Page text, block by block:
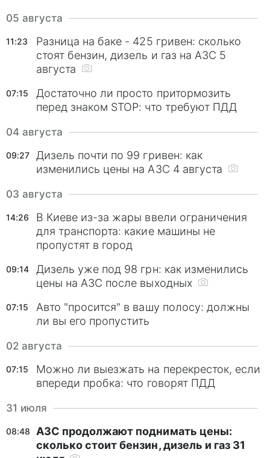
05 августа
11:23
Разница на баке - 425 гривен: сколько
стоят бензин, дизель и газ на АЗС 5
августа
07:15
Достаточно ли просто притормозить
перед знаком STOP: что требуют ПДД
04 августа
09:27
Дизель почти по 99 гривен: как
изменились цены на АЗС 4 августа
03 августа
14:26
В Киеве из-за жары ввели ограничения
для транспорта: какие машины не
пропустят в город
09:14
Дизель уже под 98 грн: как изменились
цены на АЗС после выходных
07:15
Авто "просится" в вашу полосу: должны
ли вы его пропустить
02 августа
07:15
Можно ли выезжать на перекресток, если
впереди пробка: что говорят ПДД
31 июля
08:48
АЗС продолжают поднимать цены:
сколько стоит бензин, дизель и газ 31